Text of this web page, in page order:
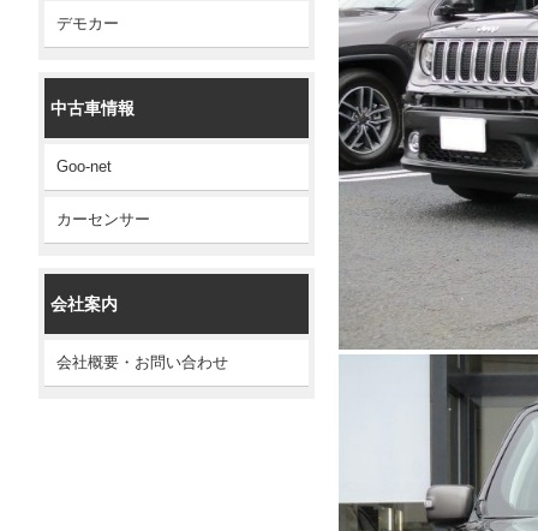
デモカー
中古車情報
Goo-net
カーセンサー
会社案内
会社概要・お問い合わせ